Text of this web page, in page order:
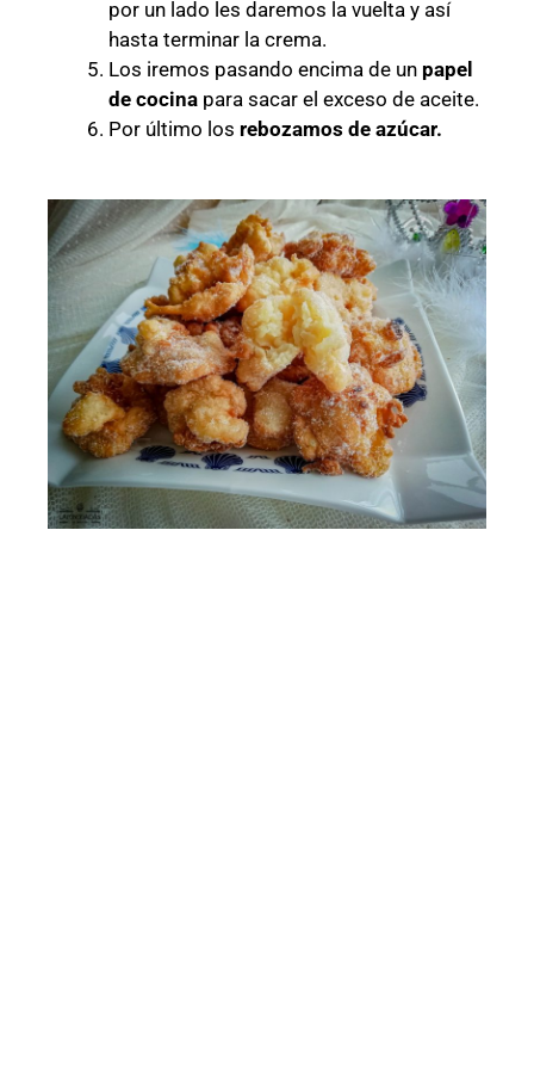
por un lado les daremos la vuelta y así
hasta terminar la crema.
Los iremos pasando encima de un papel
de cocina para sacar el exceso de aceite.
Por último los rebozamos de azúcar.